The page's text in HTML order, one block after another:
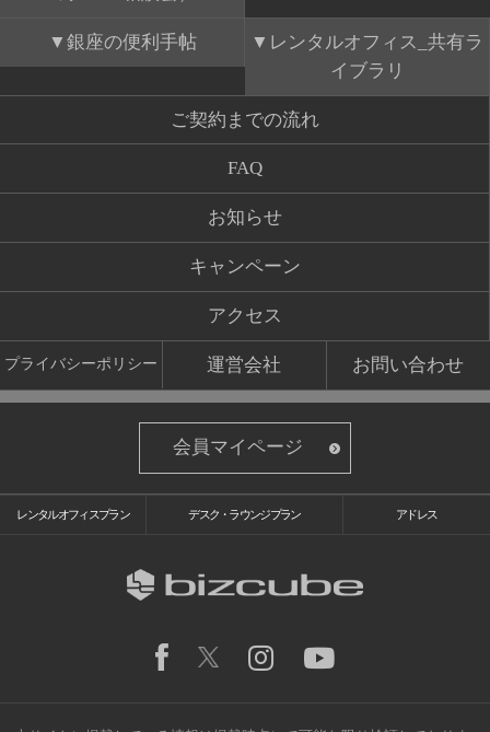
銀座の便利手帖
レンタルオフィス_共有ラ
イブラリ
ご契約までの流れ
FAQ
お知らせ
キャンペーン
アクセス
プライバシーポリシー 運営会社 お問い合わせ
会員マイページ
レンタルオフィスプラン デスク・ラウンジプラン アドレス